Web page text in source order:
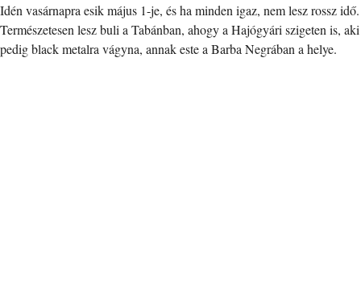
Idén vasárnapra esik május 1-je, és ha minden igaz, nem lesz rossz idő.
Természetesen lesz buli a Tabánban, ahogy a Hajógyári szigeten is, aki
pedig black metalra vágyna, annak este a Barba Negrában a helye.